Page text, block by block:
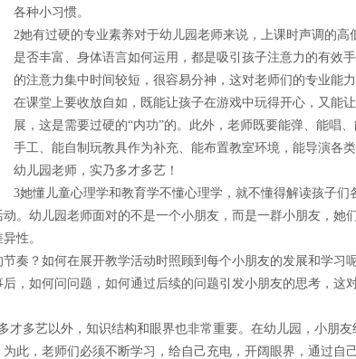
各种小习惯。
2她有过硬的专业素养对于幼儿园老师来说，上课时声调的高
是否丰富、身体语言如何运用，都是吸引孩子注意力的有效
的注意力集中时间较短，很容易分神，这对老师们的专业能
在课堂上要收放自如，既能让孩子在游戏中玩得开心，又能
展，这是需要过硬的“内功”的。此外，老师既要能弹、能唱
手工、能自制玩教具作为补充、能布置教室环境，能导演各
幼儿园老师，实乃多才多艺！
3她懂儿童心理学和教育学不懂心理学，就不懂得解读孩子们
。幼儿园老师面对的不是一个小朋友，而是一群小朋友，她
性。
奏？如何在展开教学活动时照顾到每个小朋友的发展和学习
，如何问问题，如何通过后续的问题引发小朋友的思考，这
才多艺以外，知识结构和眼界也非常重要。在幼儿园，小朋
此，老师们必须不断学习，给自己充电，开阔眼界，通过自